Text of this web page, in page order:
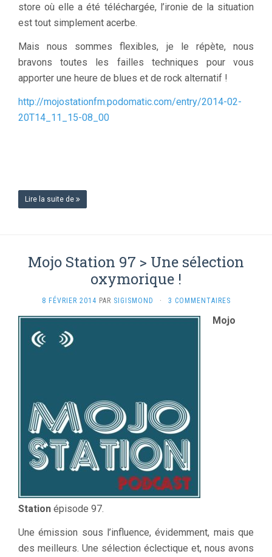
store où elle a été téléchargée, l’ironie de la situation
est tout simplement acerbe.
Mais nous sommes flexibles, je le répète, nous
bravons toutes les failles techniques pour vous
apporter une heure de blues et de rock alternatif !
http://mojostationfm.podomatic.com/entry/2014-02-
20T14_11_15-08_00
Lire la suite de
Mojo Station 97 > Une sélection
oxymorique !
8 FÉVRIER 2014 PAR SIGISMOND · 3 COMMENTAIRES
Mojo
Station épisode 97.
Une émission sous l’influence, évidemment, mais que
des meilleurs. Une sélection éclectique et, nous avons